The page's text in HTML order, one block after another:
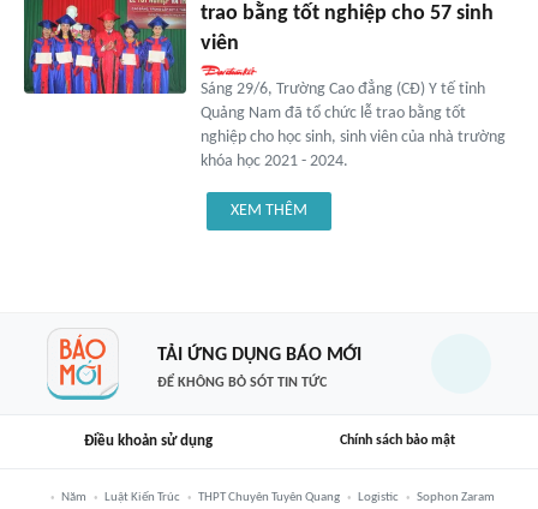
trao bằng tốt nghiệp cho 57 sinh
viên
Sáng 29/6, Trường Cao đẳng (CĐ) Y tế tỉnh
Quảng Nam đã tổ chức lễ trao bằng tốt
nghiệp cho học sinh, sinh viên của nhà trường
khóa học 2021 - 2024.
XEM THÊM
TẢI ỨNG DỤNG BÁO MỚI
ĐỂ KHÔNG BỎ SÓT TIN TỨC
Điều khoản sử dụng Chính sách bảo mật
Năm Luật Kiến Trúc THPT Chuyên Tuyên Quang Logistic
Sophon Zaram